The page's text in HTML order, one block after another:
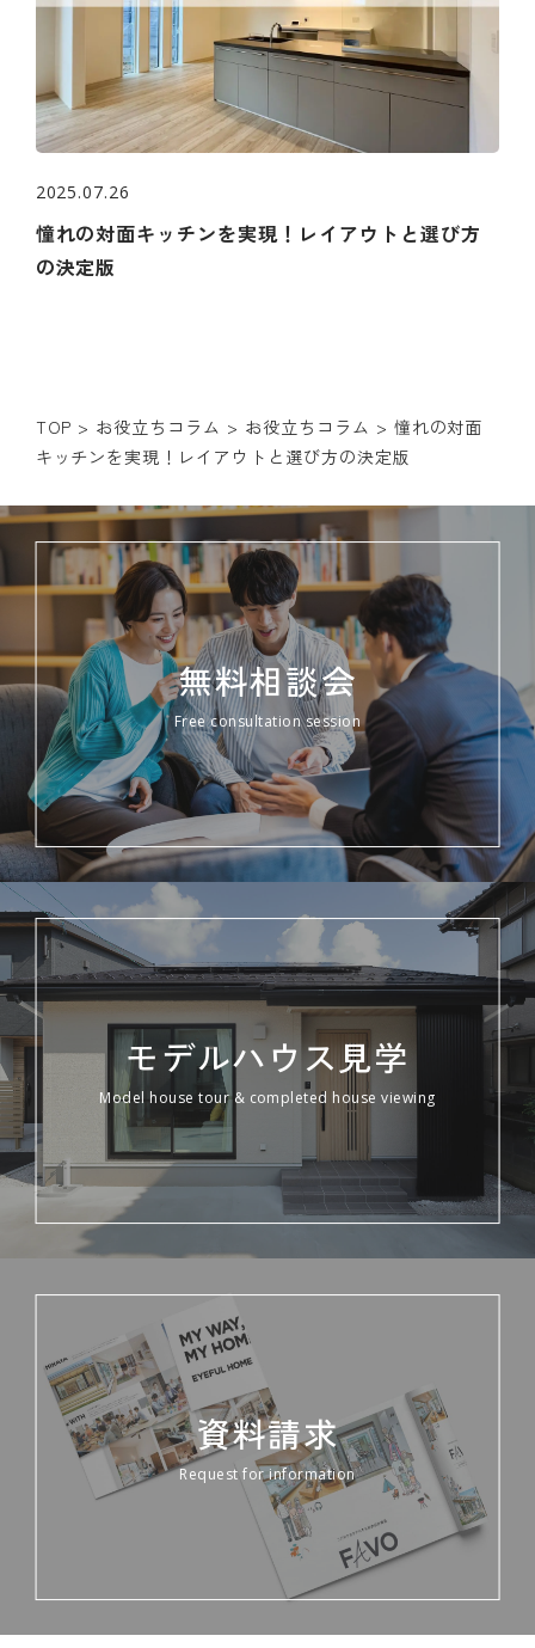
2025.07.26
憧れの対面キッチンを実現！レイアウトと選び方
の決定版
TOP > お役立ちコラム > お役立ちコラム > 憧れの対面
キッチンを実現！レイアウトと選び方の決定版
無料相談会
Free consultation session
モデルハウス見学
Model house tour & completed house viewing
資料請求
Request for information